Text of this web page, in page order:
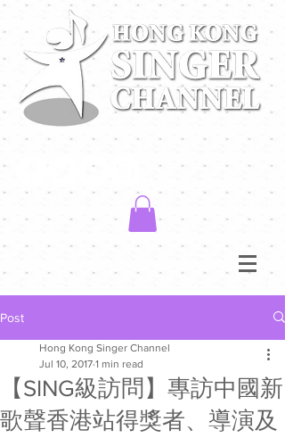
Post
【SING級訪問】專訪中國新
歌聲香港站得獎者、導演及
Hong Kong Singer Channel
Jul 10, 2017 1 min read